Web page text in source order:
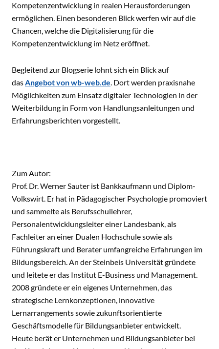
Kompetenzentwicklung in realen Herausforderungen
ermöglichen. Einen besonderen Blick werfen wir auf die
Chancen, welche die Digitalisierung für die
Kompetenzentwicklung im Netz eröffnet.
Begleitend zur Blogserie lohnt sich ein Blick auf
dasAngebot von wb-web.de. Dort werden praxisnahe
Möglichkeiten zum Einsatz digitaler Technologien in der
Weiterbildung in Form von Handlungsanleitungen und
Erfahrungsberichten vorgestellt.
Zum Autor:
Prof. Dr. Werner Sauter ist Bankkaufmann und Diplom-
Volkswirt. Er hat in Pädagogischer Psychologie promoviert
und sammelte als Berufsschullehrer,
Personalentwicklungsleiter einer Landesbank, als
Fachleiter an einer Dualen Hochschule sowie als
Führungskraft und Berater umfangreiche Erfahrungen im
Bildungsbereich. An der Steinbeis Universität gründete
und leitete er das Institut E-Business und Management.
2008 gründete er ein eigenes Unternehmen, das
strategische Lernkonzeptionen, innovative
Lernarrangements sowie zukunftsorientierte
Geschäftsmodelle für Bildungsanbieter entwickelt.
Heute berät er Unternehmen und Bildungsanbieter bei